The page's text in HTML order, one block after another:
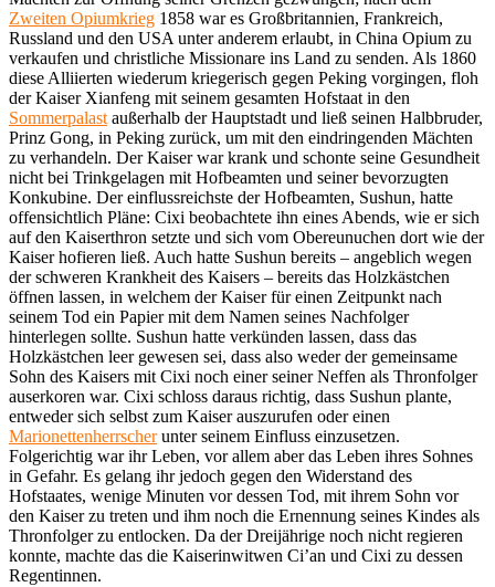
Zweiten Opiumkrieg 1858 war es Großbritannien, Frankreich,
Russland und den USA unter anderem erlaubt, in China Opium zu
verkaufen und christliche Missionare ins Land zu senden. Als 1860
diese Alliierten wiederum kriegerisch gegen Peking vorgingen, floh
der Kaiser Xianfeng mit seinem gesamten Hofstaat in den
Sommerpalast außerhalb der Hauptstadt und ließ seinen Halbbruder,
Prinz Gong, in Peking zurück, um mit den eindringenden Mächten
zu verhandeln. Der Kaiser war krank und schonte seine Gesundheit
nicht bei Trinkgelagen mit Hofbeamten und seiner bevorzugten
Konkubine. Der einflussreichste der Hofbeamten, Sushun, hatte
offensichtlich Pläne: Cixi beobachtete ihn eines Abends, wie er sich
auf den Kaiserthron setzte und sich vom Obereunuchen dort wie der
Kaiser hofieren ließ. Auch hatte Sushun bereits – angeblich wegen
der schweren Krankheit des Kaisers – bereits das Holzkästchen
öffnen lassen, in welchem der Kaiser für einen Zeitpunkt nach
seinem Tod ein Papier mit dem Namen seines Nachfolger
hinterlegen sollte. Sushun hatte verkünden lassen, dass das
Holzkästchen leer gewesen sei, dass also weder der gemeinsame
Sohn des Kaisers mit Cixi noch einer seiner Neffen als Thronfolger
auserkoren war. Cixi schloss daraus richtig, dass Sushun plante,
entweder sich selbst zum Kaiser auszurufen oder einen
Marionettenherrscherunter seinem Einfluss einzusetzen.
Folgerichtig war ihr Leben, vor allem aber das Leben ihres Sohnes
in Gefahr. Es gelang ihr jedoch gegen den Widerstand des
Hofstaates, wenige Minuten vor dessen Tod, mit ihrem Sohn vor
den Kaiser zu treten und ihm noch die Ernennung seines Kindes als
Thronfolger zu entlocken. Da der Dreijährige noch nicht regieren
konnte, machte das die Kaiserinwitwen Ci’an und Cixi zu dessen
Regentinnen.